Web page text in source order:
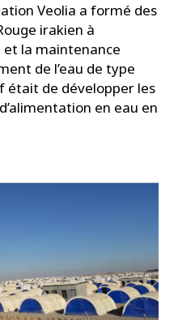
Veolia a formé des
irakien à
et la maintenance
de l’eau de type
était de développer les
en eau en